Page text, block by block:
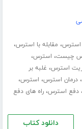
استرس، مقابله با استرس،
چیست، استرس،
استرس، غلبه بر
،درمان استرس، استرس،
،دفع استرس،راه های دفع
دانلود کتاب